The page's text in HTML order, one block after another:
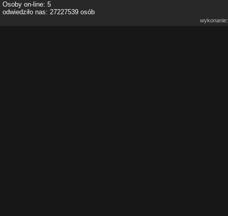
Osoby on-line: 5
odwiedziło nas: 27227539 osób